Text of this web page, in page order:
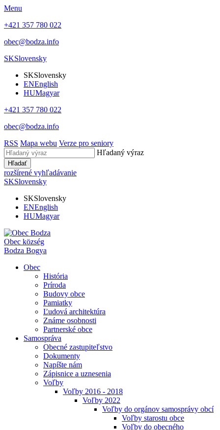
Menu
+421 357 780 022
obec@bodza.info
SKSlovensky
SKSlovensky
ENEnglish
HUMagyar
+421 357 780 022
obec@bodza.info
RSS Mapa webu Verze pro seniory
Hľadaný výraz
Hľadať
rozšírené vyhľadávanie
SKSlovensky
SKSlovensky
ENEnglish
HUMagyar
Obec község
Bodza Bogya
Obec
História
Príroda
Budovy obce
Pamiatky
Ľudová architektúra
Známe osobnosti
Partnerské obce
Samospráva
Obecné zastupiteľstvo
Dokumenty
Napíšte nám
Zápisnice a uznesenia
Voľby
Voľby 2016 - 2018
Voľby 2022
Voľby do orgánov samosprávy obcí
Voľby starostu obce
Voľby do obecného